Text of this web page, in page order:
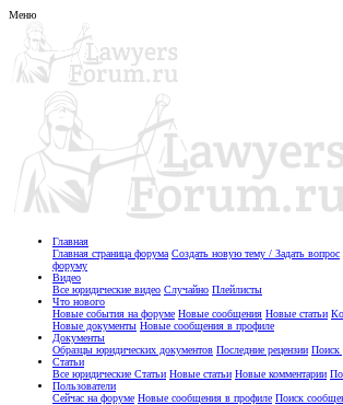
Меню
Главная
Главная страница форума Создать новую тему / Задать вопрос
форуму
Видео
Все юридические видео Случайно Плейлисты
Что нового
Новые события на форуме Новые сообщения Новые статьи
Новые документы Новые сообщения в профиле
Документы
Образцы юридических документов Последние рецензии Поиск
Статьи
Все юридические Статьи Новые статьи Новые комментарии
Пользователи
Сейчас на форуме Новые сообщения в профиле Поиск